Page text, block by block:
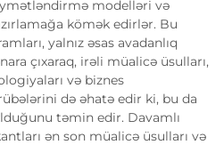
modelləri və
kömək edirlər. Bu
yalnız əsas avadanlıq
çıxaraq, irəli müalicə üsulları,
və biznes
də əhatə edir ki, bu da
təmin edir. Davamlı
ən son müalicə üsulları və